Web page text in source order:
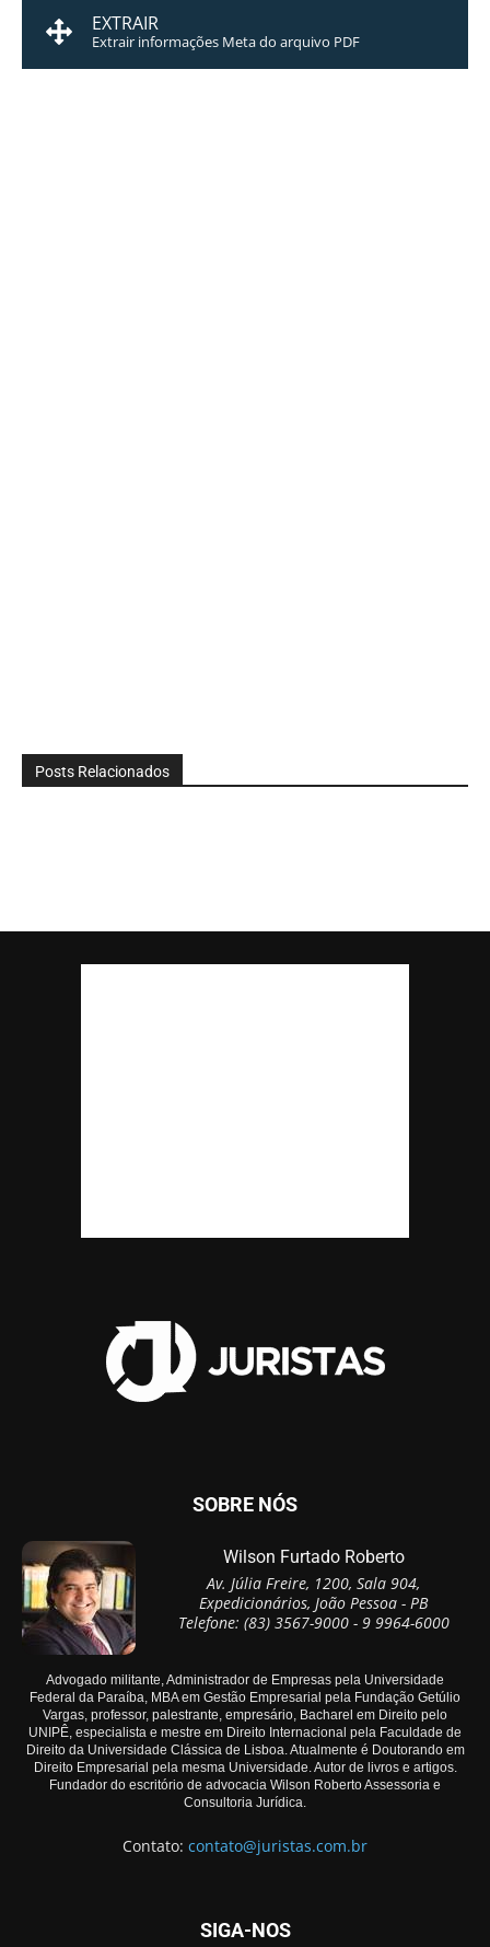
EXTRAIR
Extrair informações Meta do arquivo PDF
Posts Relacionados
SOBRE NÓS
Wilson Furtado Roberto
Av. Júlia Freire, 1200, Sala 904,
Expedicionários, João Pessoa - PB
Telefone: (83) 3567-9000 - 9 9964-6000
Advogado militante, Administrador de Empresas pela Universidade
Federal da Paraíba, MBA em Gestão Empresarial pela Fundação Getúlio
Vargas, professor, palestrante, empresário, Bacharel em Direito pelo
UNIPÊ, especialista e mestre em Direito Internacional pela Faculdade de
Direito da Universidade Clássica de Lisboa. Atualmente é Doutorando em
Direito Empresarial pela mesma Universidade. Autor de livros e artigos.
Fundador do escritório de advocacia Wilson Roberto Assessoria e
Consultoria Jurídica.
Contato: contato@juristas.com.br
SIGA-NOS